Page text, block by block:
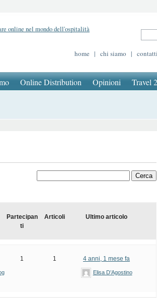
home | chi siamo | contatti
Online Distribution Opinioni Travel
Partecipan
ti
Articoli Ultimo articolo
1 1 4 anni, 1 mese fa
Elisa D’Agostino